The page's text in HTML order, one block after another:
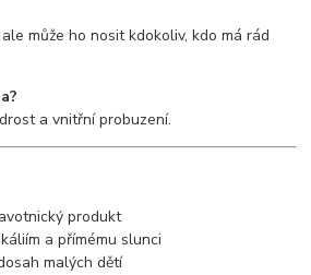
může ho nosit kdokoliv, kdo má rád
a vnitřní probuzení.
produkt
a přímému slunci
malých dětí